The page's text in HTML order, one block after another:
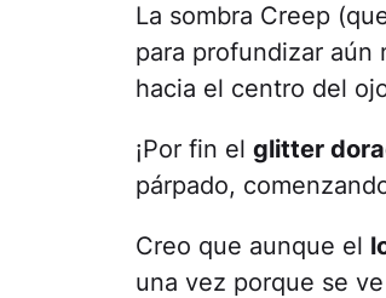
La sombra Creep
para profundizar aún
hacia el centro del
¡Por fin el glitter
párpado,
Creo que aunque el
una vez porque se